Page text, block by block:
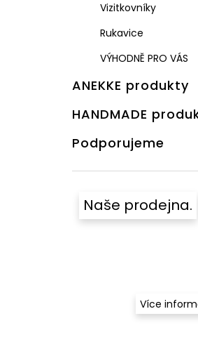
Vizitkovníky
Rukavice
VÝHODNĚ PRO VÁS
ANEKKE produkty
HANDMADE
Podporujeme
Naše prodejna.
Více